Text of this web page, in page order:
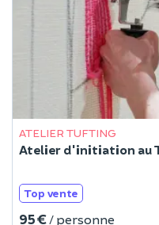
ATELIER TUFTING
Atelier d'initiation au
Top vente
95 € / personne